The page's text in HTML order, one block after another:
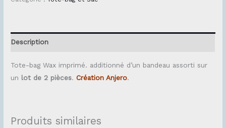
Description
Tote-bag Wax imprimé. additionné d’un bandeau assorti sur
un lot de 2 pièces. Création Anjero.
Produits similaires